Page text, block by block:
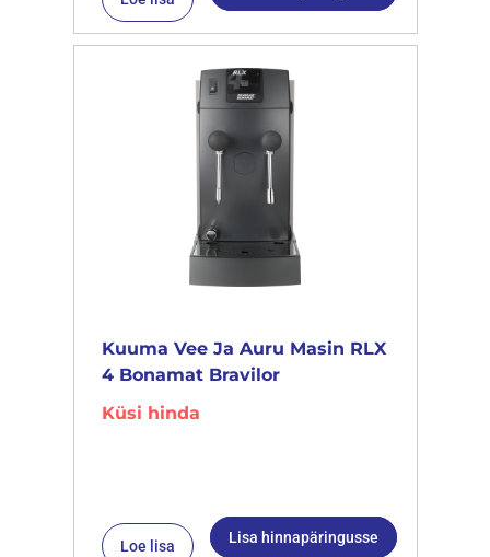
Kuuma Vee Ja Auru Masin RLX
4 Bonamat Bravilor
Küsi hinda
Loe lisa Lisa hinnapäringusse